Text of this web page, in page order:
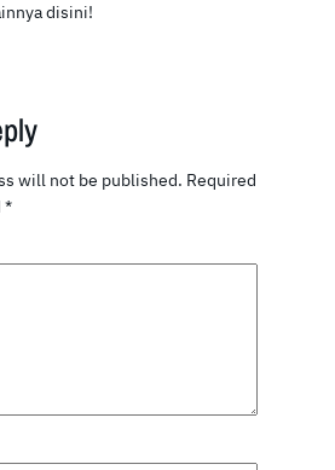
disini!
will not be published. Required
*